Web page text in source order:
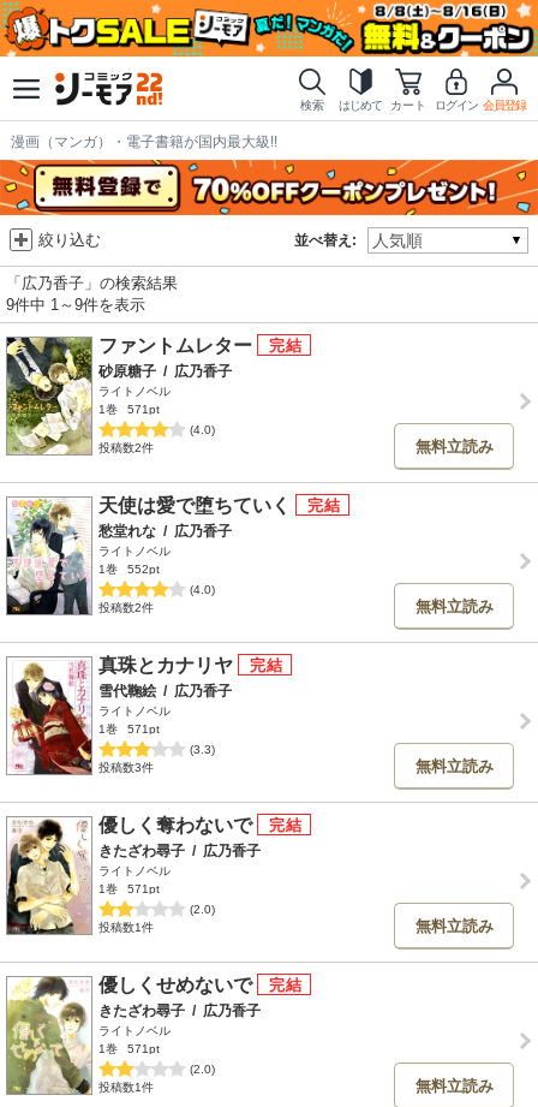
検索 はじめて カート ログイン 会員登録
漫画（マンガ）・電子書籍が国内最大級!!
並べ替え:
絞り込む
「広乃香子」の検索結果
9件中 1～9件を表示
ファントムレター
砂原糖子 / 広乃香子
ライトノベル
1巻
571pt
(4.0)
投稿数2件
無料立読み
天使は愛で堕ちていく
愁堂れな / 広乃香子
ライトノベル
1巻
552pt
(4.0)
投稿数2件
無料立読み
真珠とカナリヤ
雪代鞠絵 / 広乃香子
ライトノベル
1巻
571pt
(3.3)
投稿数3件
無料立読み
優しく奪わないで
きたざわ尋子 / 広乃香子
ライトノベル
1巻
571pt
(2.0)
投稿数1件
無料立読み
優しくせめないで
きたざわ尋子 / 広乃香子
ライトノベル
1巻
571pt
(2.0)
投稿数1件
無料立読み